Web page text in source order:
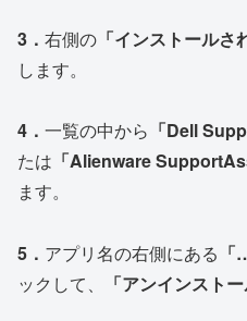
3． 右側の 「インストールさ
します。
4． 一覧の中から 「Dell
たは 「Alienware
ます。
5． アプリ名の右側にある
ックして、
「アンインストー